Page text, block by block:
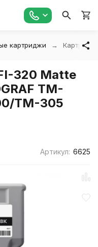
картриджи Картридж
320 Matte
TM-
TM-305
Артикул: 6625